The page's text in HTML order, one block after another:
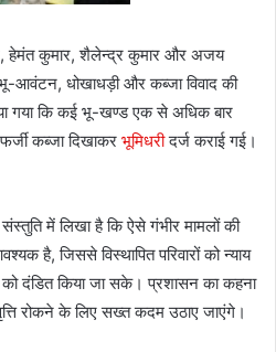
हेमंत कुमार, शैलेन्द्र कुमार और अजय
आवंटन, धोखाधड़ी और कब्जा विवाद की
गया कि कई भू-खण्ड एक से अधिक बार
कब्जा दिखाकर भूमिधरीदर्ज कराई गई।
में लिखा है कि ऐसे गंभीर मामलों की
है, जिससे विस्थापित परिवारों को न्याय
दंडित किया जा सके। प्रशासन का कहना
रोकने के लिए सख्त कदम उठाए जाएंगे।